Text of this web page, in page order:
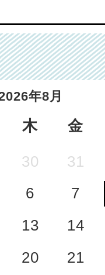
年8月
木 金
30
31
6
7
13
14
20
21